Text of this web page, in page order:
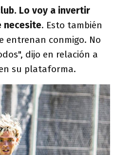
Lo voy a invertir
necesite. Esto también
entrenan conmigo. No
dijo en relación a
su plataforma.